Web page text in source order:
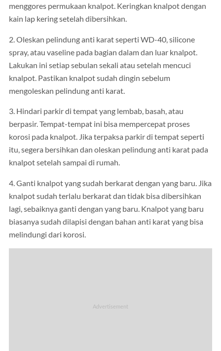
menggores permukaan knalpot. Keringkan knalpot dengan
kain lap kering setelah dibersihkan.
2. Oleskan pelindung anti karat seperti WD-40, silicone
spray, atau vaseline pada bagian dalam dan luar knalpot.
Lakukan ini setiap sebulan sekali atau setelah mencuci
knalpot. Pastikan knalpot sudah dingin sebelum
mengoleskan pelindung anti karat.
3. Hindari parkir di tempat yang lembab, basah, atau
berpasir. Tempat-tempat ini bisa mempercepat proses
korosi pada knalpot. Jika terpaksa parkir di tempat seperti
itu, segera bersihkan dan oleskan pelindung anti karat pada
knalpot setelah sampai di rumah.
4. Ganti knalpot yang sudah berkarat dengan yang baru. Jika
knalpot sudah terlalu berkarat dan tidak bisa dibersihkan
lagi, sebaiknya ganti dengan yang baru. Knalpot yang baru
biasanya sudah dilapisi dengan bahan anti karat yang bisa
melindungi dari korosi.